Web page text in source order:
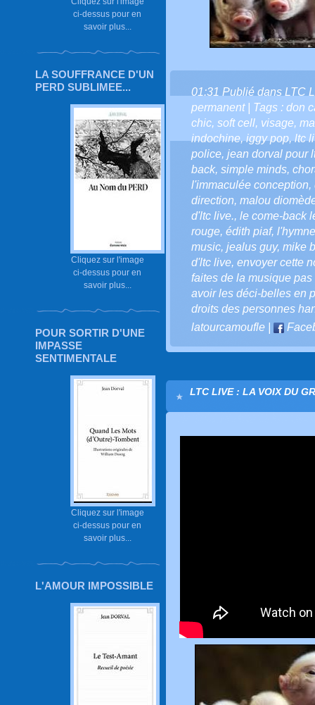
ci-dessus pour en
savoir plus...
LA SOUFFRANCE D'UN
PERD SUBLIMEE...
Cliquez sur l'image
ci-dessus pour en
savoir plus...
POUR SORTIR D'UNE
IMPASSE
SENTIMENTALE
Cliquez sur l'image
ci-dessus pour en
savoir plus...
L'AMOUR IMPOSSIBLE
01:31 Publié dans LTC
permanent| Tags : don
chic, soft cell, visage,
indochine,iggy pop,ltc
police, jean dorval pour
back, simple minds,
l'immaculée conception,
direction, malou
d'ltc live., le come-back
rouge, édith piaf,
music, jealus guy, mike
d'ltc live, envoyer cette
faites de la musique pas
avoir les déci-belles en
droits des personnes
latourcamoufle
LTC LIVE : LA VOIX DU